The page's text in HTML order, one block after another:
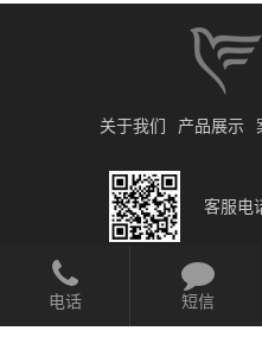
关于我们 产品展示
客服电
© 2019 北京日升财
京ICP备2025135258号-1
电话 短信